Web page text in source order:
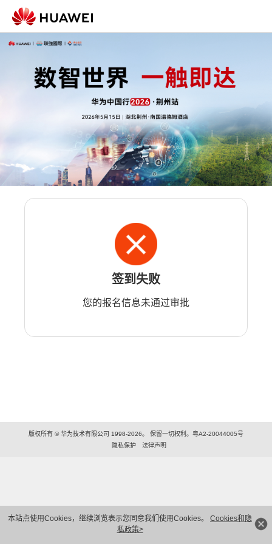
本站点使用Cookies，继续浏览表示您同意我们使用Cookies。 Cookies和隐
私政策>
签到失败
您的报名信息未通过审批
版权所有 © 华为技术有限公司 1998-2026。 保留一切权利。粤A2-20044005号
隐私保护
法律声明